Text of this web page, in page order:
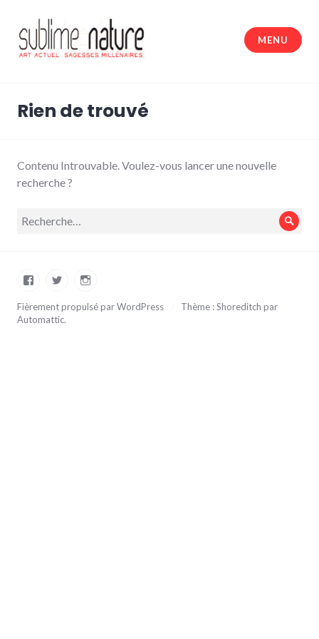
contenu
principal
MENU
Rien de trouvé
Contenu Introuvable. Voulez-vous lancer une nouvelle
recherche ?
Recherche
FacebookTwitterInstagram
Fièrement propulsé par WordPress
Thème : Shoreditch par
Automattic.